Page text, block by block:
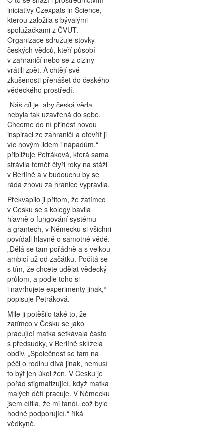
iniciativy Czexpats in Science,
kterou založila s bývalými
spolužačkami z ČVUT.
Organizace sdružuje stovky
českých vědců, kteří působí
v zahraničí nebo se z ciziny
vrátili zpět. A chtějí své
zkušenosti přenášet do českého
vědeckého prostředí.
„Náš cíl je, aby česká věda
nebyla tak uzavřená do sebe.
Chceme do ní přinést novou
inspiraci ze zahraničí a otevřít ji
víc novým lidem i nápadům,“
přibližuje Petráková, která sama
strávila téměř čtyři roky na stáži
v Berlíně a v budoucnu by se
ráda znovu za hranice vypravila.
Překvapilo ji přitom, že zatímco
v Česku se s kolegy bavila
hlavně o fungování systému
a grantech, v Německu si všichni
povídali hlavně o samotné vědě.
„Dělá se tam pořádně a s velkou
ambicí už od začátku. Počítá se
s tím, že chcete udělat vědecký
průlom, a podle toho si
i navrhujete experimenty jinak,“
popisuje Petráková.
Mile ji potěšilo také to, že
zatímco v Česku se jako
pracující matka setkávala často
s předsudky, v Berlíně sklízela
obdiv. „Společnost se tam na
péči o rodinu dívá jinak, nemusí
to být jen úkol žen. V Česku je
pořád stigmatizující, když matka
malých dětí pracuje. V Německu
jsem cítila, že mi fandí, což bylo
hodně podporující,“ říká
vědkyně.